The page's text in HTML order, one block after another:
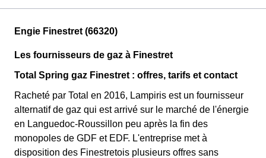
Engie Finestret (66320)
Les fournisseurs de gaz à Finestret
Total Spring gaz Finestret : offres, tarifs et contact
Racheté par Total en 2016, Lampiris est un fournisseur
alternatif de gaz qui est arrivé sur le marché de l'énergie
en Languedoc-Roussillon peu après la fin des
monopoles de GDF et EDF. L'entreprise met à
disposition des Finestretois plusieurs offres sans